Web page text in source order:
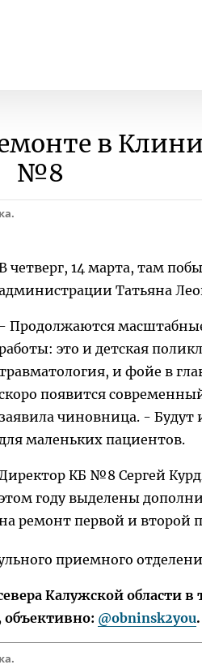
в
№8
четверг, 14 марта, там
Татьяна
- Продолжаются
это и детская
и фойе в
появится
чиновница. - Будут
маленьких пациентов.
КБ №8 Сергей
году выделены
ремонт первой и второй
приемного
Калужской области в
@obninsk2you.